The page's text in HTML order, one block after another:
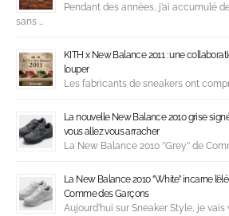
Pendant des années, j’ai accumulé
sans …
KITH x New Balance 2011 : une
louper
Les fabricants de sneakers ont
La nouvelle New Balance 2010 grise
vous allez vous arracher
La New Balance 2010 ‘’Grey’’ de
La New Balance 2010 ‘’White’’ incarne
Comme des Garçons
Aujourd’hui sur Sneaker Style, je vais